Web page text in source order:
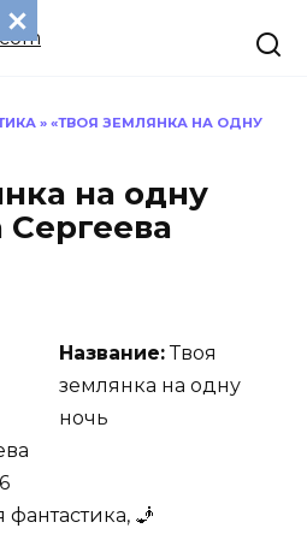
» «ТВОЯ ЗЕМЛЯНКА НА ОДНУ
на одну
Сергеева
Название:Твоя
землянка на одну
ночь
🧞